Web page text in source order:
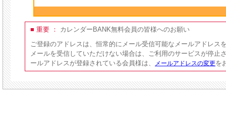
■ 重要 ：
カレンダーBANK無料会員の皆様へのお願い
ご登録のアドレスは、恒常的にメール受信可能なメールアドレス
メールを受信していただけない場合は、ご利用のサービスが停止
ールアドレスが登録されている会員様は、
メールアドレスの変更を